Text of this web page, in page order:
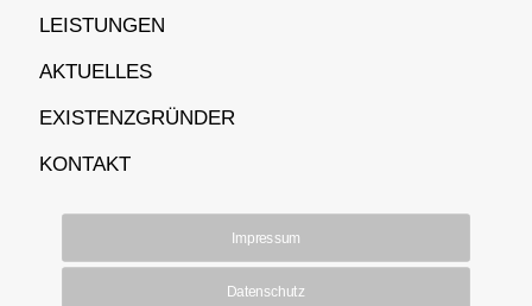
LEISTUNGEN
AKTUELLES
EXISTENZGRÜNDER
KONTAKT
Impressum
Datenschutz